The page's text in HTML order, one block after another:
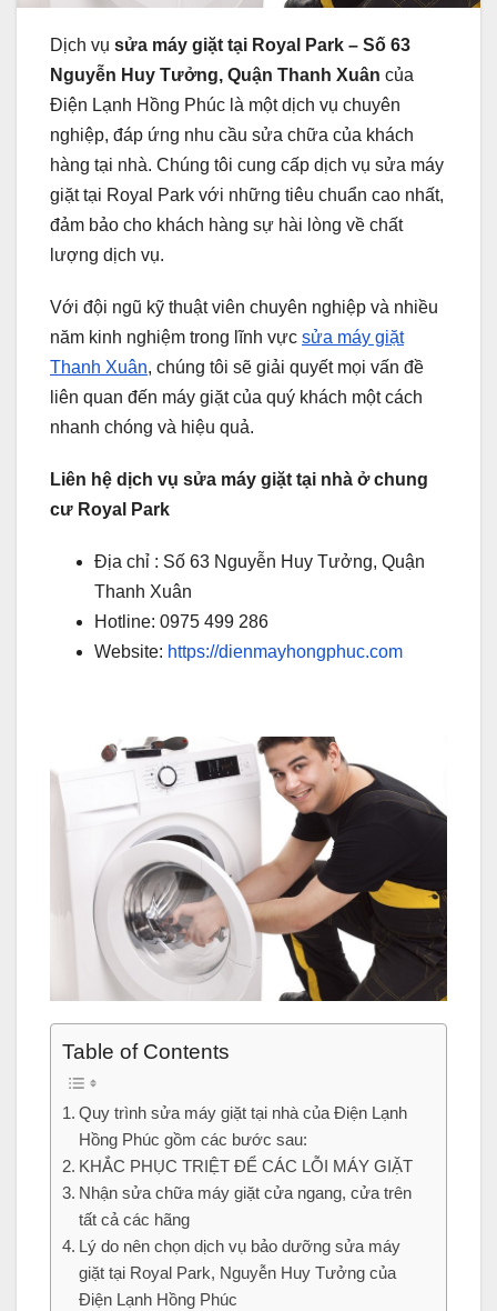
Dịch vụ sửa máy giặt tại Royal Park – Số 63
Nguyễn Huy Tưởng, Quận Thanh Xuân của
Điện Lạnh Hồng Phúc là một dịch vụ chuyên
nghiệp, đáp ứng nhu cầu sửa chữa của khách
hàng tại nhà. Chúng tôi cung cấp dịch vụ sửa máy
giặt tại Royal Park với những tiêu chuẩn cao nhất,
đảm bảo cho khách hàng sự hài lòng về chất
lượng dịch vụ.
Với đội ngũ kỹ thuật viên chuyên nghiệp và nhiều
năm kinh nghiệm trong lĩnh vực sửa máy giặt
Thanh Xuân, chúng tôi sẽ giải quyết mọi vấn đề
liên quan đến máy giặt của quý khách một cách
nhanh chóng và hiệu quả.
Liên hệ dịch vụ sửa máy giặt tại nhà ở chung
cư Royal Park
Địa chỉ : Số 63 Nguyễn Huy Tưởng, Quận
Thanh Xuân
Hotline: 0975 499 286
Website: https://dienmayhongphuc.com
Table of Contents
Quy trình sửa máy giặt tại nhà của Điện Lạnh
Hồng Phúc gồm các bước sau:
KHẮC PHỤC TRIỆT ĐỂ CÁC LỖI MÁY GIẶT
Nhận sửa chữa máy giặt cửa ngang, cửa trên
tất cả các hãng
Lý do nên chọn dịch vụ bảo dưỡng sửa máy
giặt tại Royal Park, Nguyễn Huy Tưởng của
Điện Lạnh Hồng Phúc